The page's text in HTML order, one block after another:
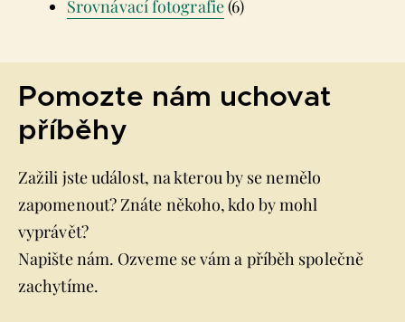
Srovnávací fotografie(6)
Pomozte nám uchovat
příběhy
Zažili jste událost, na kterou by se nemělo
zapomenout? Znáte někoho, kdo by mohl
vyprávět?
Napište nám. Ozveme se vám a příběh společně
zachytíme.